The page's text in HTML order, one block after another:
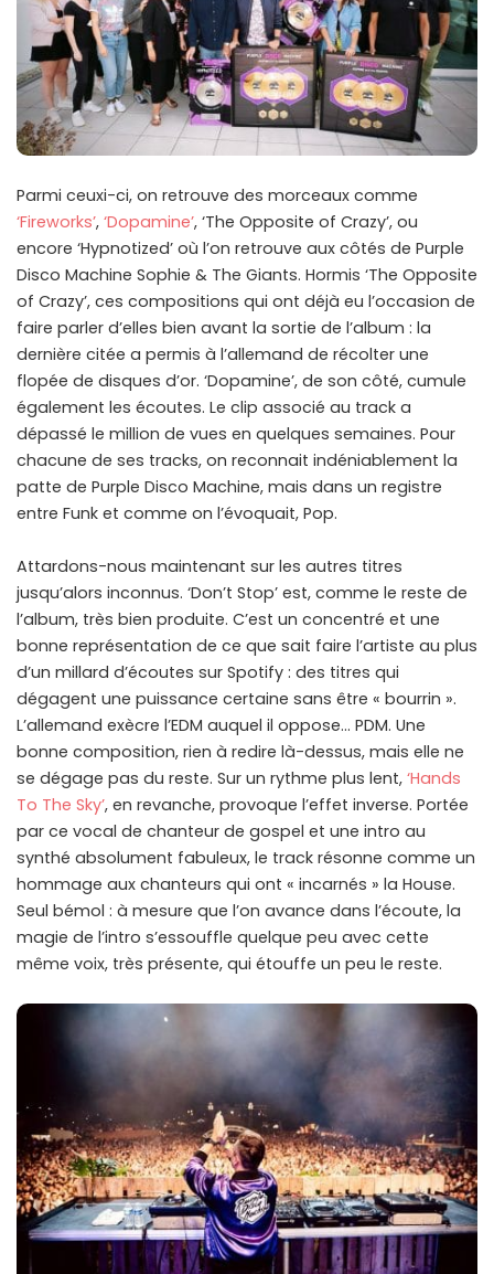
Parmi ceuxi-ci, on retrouve des morceaux comme
‘Fireworks’, ‘Dopamine’, ‘The Opposite of Crazy’, ou
encore ‘Hypnotized’ où l’on retrouve aux côtés de Purple
Disco Machine Sophie & The Giants. Hormis ‘The Opposite
of Crazy’, ces compositions qui ont déjà eu l’occasion de
faire parler d’elles bien avant la sortie de l’album : la
dernière citée a permis à l’allemand de récolter une
flopée de disques d’or. ‘Dopamine’, de son côté, cumule
également les écoutes. Le clip associé au track a
dépassé le million de vues en quelques semaines. Pour
chacune de ses tracks, on reconnait indéniablement la
patte de Purple Disco Machine, mais dans un registre
entre Funk et comme on l’évoquait, Pop.
Attardons-nous maintenant sur les autres titres
jusqu’alors inconnus. ‘Don’t Stop’ est, comme le reste de
l’album, très bien produite. C’est un concentré et une
bonne représentation de ce que sait faire l’artiste au plus
d’un millard d’écoutes sur Spotify : des titres qui
dégagent une puissance certaine sans être « bourrin ».
L’allemand exècre l’EDM auquel il oppose… PDM. Une
bonne composition, rien à redire là-dessus, mais elle ne
se dégage pas du reste. Sur un rythme plus lent, ‘Hands
To The Sky’, en revanche, provoque l’effet inverse. Portée
par ce vocal de chanteur de gospel et une intro au
synthé absolument fabuleux, le track résonne comme un
hommage aux chanteurs qui ont « incarnés » la House.
Seul bémol : à mesure que l’on avance dans l’écoute, la
magie de l’intro s’essouffle quelque peu avec cette
même voix, très présente, qui étouffe un peu le reste.